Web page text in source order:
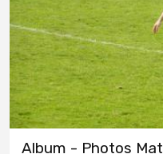
Album - Photos